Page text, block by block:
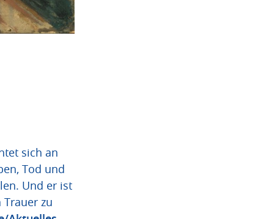
sich an
Tod und
Und er ist
zu